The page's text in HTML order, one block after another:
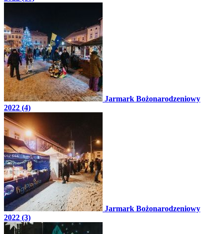
Jarmark Bożonarodzeniowy
2022 (4)
Jarmark Bożonarodzeniowy
2022 (3)